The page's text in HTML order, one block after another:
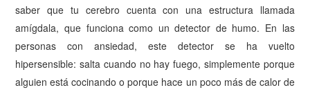
saber que tu cerebro cuenta con una estructura llamada
amígdala, que funciona como un detector de humo. En las
personas con ansiedad, este detector se ha vuelto
hipersensible: salta cuando no hay fuego, simplemente porque
alguien está cocinando o porque hace un poco más de calor de